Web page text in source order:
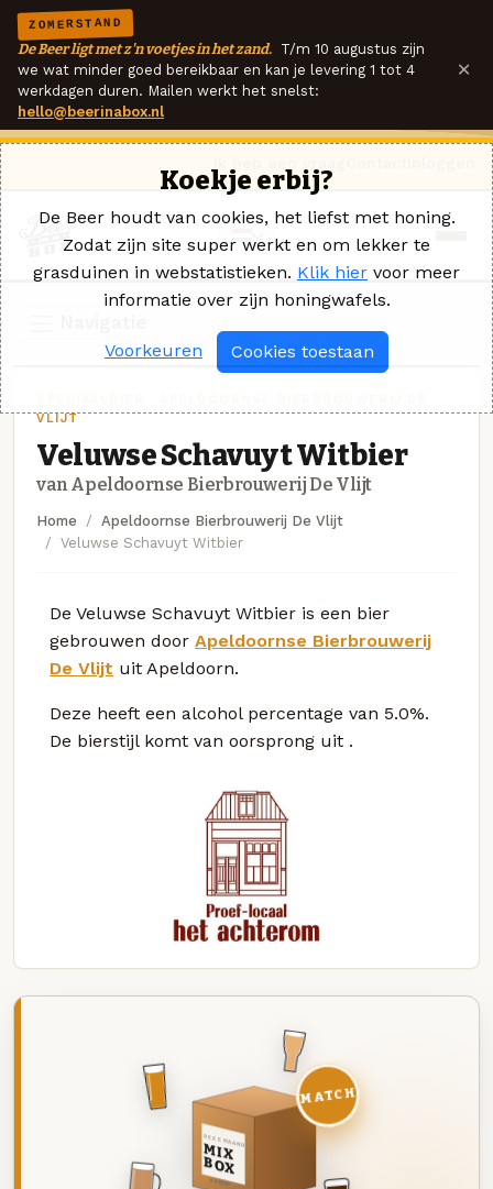
ZOMERSTAND
De Beer ligt met z'n voetjes in het zand. T/m 10 augustus zijn
we wat minder goed bereikbaar en kan je levering 1 tot 4
werkdagen duren. Mailen werkt het snelst:
hello@beerinabox.nl
×
VLIJT
Veluwse Schavuyt Witbier
van Apeldoornse Bierbrouwerij De Vlijt
Home
Apeldoornse Bierbrouwerij De Vlijt
Veluwse Schavuyt Witbier
De Veluwse Schavuyt Witbier is een bier
gebrouwen door Apeldoornse Bierbrouwerij
De Vlijt uit Apeldoorn.
Deze heeft een alcohol percentage van 5.0%.
De bierstijl komt van oorsprong uit .
DEZE MAAND
MIX
BOX
8 BIEREN
MATCH
Koekje erbij?
De Beer houdt van cookies, het liefst met honing.
Zodat zijn site super werkt en om lekker te
grasduinen in webstatistieken. Klik hier voor meer
informatie over zijn honingwafels.
Voorkeuren Cookies toestaan